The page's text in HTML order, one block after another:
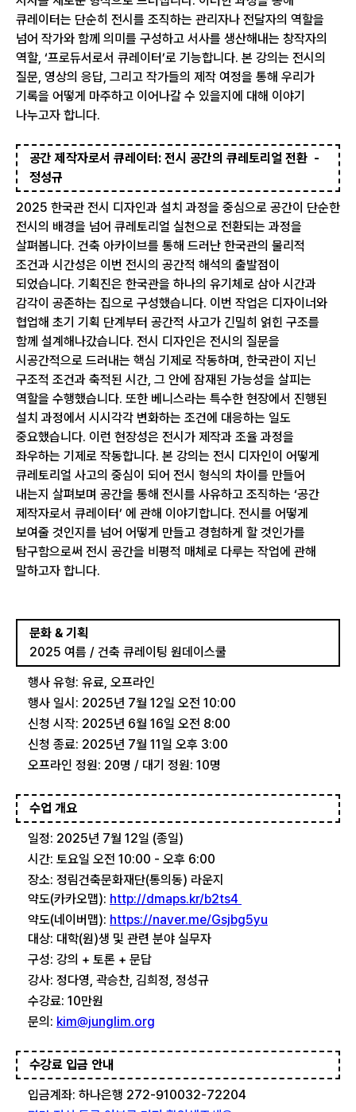
큐레이터는 단순히 전시를 조직하는 관리자나 전달자의 역할을
넘어 작가와 함께 의미를 구성하고 서사를 생산해내는 창작자의
역할, ‘프로듀서로서 큐레이터’로 기능합니다. 본 강의는 전시의
질문, 영상의 응답, 그리고 작가들의 제작 여정을 통해 우리가
기록을 어떻게 마주하고 이어나갈 수 있을지에 대해 이야기
나누고자 합니다.
공간 제작자로서 큐레이터: 전시 공간의 큐레토리얼 전환 -
정성규
2025 한국관 전시 디자인과 설치 과정을 중심으로 공간이 단순한
전시의 배경을 넘어 큐레토리얼 실천으로 전환되는 과정을
살펴봅니다. 건축 아카이브를 통해 드러난 한국관의 물리적
조건과 시간성은 이번 전시의 공간적 해석의 출발점이
되었습니다. 기획진은 한국관을 하나의 유기체로 삼아 시간과
감각이 공존하는 집으로 구성했습니다. 이번 작업은 디자이너와
협업해 초기 기획 단계부터 공간적 사고가 긴밀히 얽힌 구조를
함께 설계해나갔습니다. 전시 디자인은 전시의 질문을
시공간적으로 드러내는 핵심 기제로 작동하며, 한국관이 지닌
구조적 조건과 축적된 시간, 그 안에 잠재된 가능성을 살피는
역할을 수행했습니다. 또한 베니스라는 특수한 현장에서 진행된
설치 과정에서 시시각각 변화하는 조건에 대응하는 일도
중요했습니다. 이런 현장성은 전시가 제작과 조율 과정을
좌우하는 기제로 작동합니다. 본 강의는 전시 디자인이 어떻게
큐레토리얼 사고의 중심이 되어 전시 형식의 차이를 만들어
내는지 살펴보며 공간을 통해 전시를 사유하고 조직하는 ‘공간
제작자로서 큐레이터’ 에 관해 이야기합니다. 전시를 어떻게
보여줄 것인지를 넘어 어떻게 만들고 경험하게 할 것인가를
탐구함으로써 전시 공간을 비평적 매체로 다루는 작업에 관해
말하고자 합니다.
문화 & 기획
2025 여름 / 건축 큐레이팅 원데이스쿨
행사 유형: 유료, 오프라인
행사 일시: 2025년 7월 12일 오전 10:00
신청 시작: 2025년 6월 16일 오전 8:00
신청 종료: 2025년 7월 11일 오후 3:00
오프라인 정원: 20명 / 대기 정원: 10명
수업 개요
일정: 2025년 7월 12일 (종일)
시간: 토요일 오전 10:00 - 오후 6:00
장소: 정림건축문화재단(통의동) 라운지
약도(카카오맵): http://dmaps.kr/b2ts4
약도(네이버맵): https://naver.me/Gsjbg5yu
대상: 대학(원)생 및 관련 분야 실무자
구성: 강의 + 토론 + 문답
강사: 정다영, 곽승찬, 김희정, 정성규
수강료: 10만원
문의: kim@junglim.org
수강료 입금 안내
입금계좌: 하나은행 272-910032-72204